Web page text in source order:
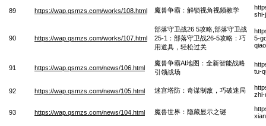
89 https://wap.qsmzs.com/works/108.html 魔兽争霸：解锁视角视频教学
shi-
90 https://wap.qsmzs.com/works/107.html
部落守卫战26 5攻略,部落守卫战
25-1：部落守卫战26-5攻略：巧
用道具，轻松过关
5-
91 https://wap.qsmzs.com/news/106.html
魔兽争霸AI地图：全新智能战略
引领战场
tu-
92 https://wap.qsmzs.com/news/105.html 迷宫塔防：奇谋制敌，巧破迷局
zhi-
93 https://wap.qsmzs.com/news/104.html 魔兽世界：隐藏显示之谜